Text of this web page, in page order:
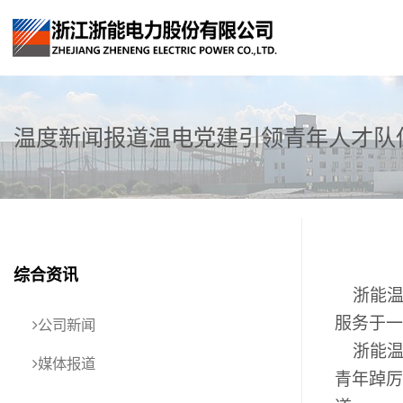
温度新闻报道温电党建引领青年人才队
浙能
服务于
浙能温
青年踔
综合资讯
公司新闻
媒体报道